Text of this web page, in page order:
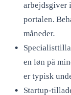
arbejdsgiver
portalen.
måneder.
en løn på
er typisk
Startup-